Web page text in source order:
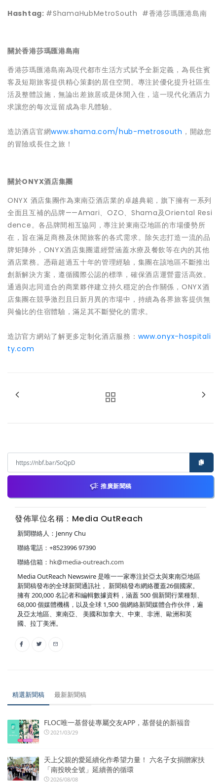
Hashtag: #ShamaHubMetroSouth #香港莎瑪匯港島南
關於香港莎瑪匯港島南
香港莎瑪匯港島南為現代都市生活方式賦予全新定義，為長住賓
客及短期旅客提供精心策劃的居住空間。專注於優化提升社區生
活及整體設施，無論出差旅居或是休閒入住，這一現代化酒店力
求讓您的每次逗留成為非凡體驗。
造訪酒店官網www.shama.com/hub-metrosouth ，開啟您
的冒險或長住之旅！
關於ONYX酒店集團
ONYX 酒店集團作為東南亞酒店業的卓越典範，旗下擁有一系列
全面且互補的品牌——Amari、OZO、Shama及Oriental Resi
dence。各品牌間相互協同，專注於東南亞地區的市場優勢所
在，旨在滿足商務及休閒旅客的各式需求。除矢志打造一流的品
牌矩陣外，ONYX酒店集團還經營涵蓋水療及餐飲等在內的其他
酒店業務。憑藉超過五十年的管理經驗，集團在該地區不斷推出
創新解決方案，遵循國際公認的標準，確保酒店運營靈活高效。
通過與志同道合的商業夥伴建立持久穩定的合作關係，ONYX酒
店集團在競爭激烈且日新月異的市場中，持續為各界旅客提供無
與倫比的住宿體驗，滿足其不斷變化的需求。
造訪官方網站了解更多定制化酒店服務： www.onyx-hospitali
ty.com
推廣新聞稿
發佈單位名稱：Media OutReach
新聞聯絡人：Jenny Chu
聯絡電話：+8523996 97390
聯絡信箱： hk@media-outreach.com
Media OutReach Newswire 是唯一一家專注於亞太與東南亞地區
新聞稿發布的全球新聞通訊社， 新聞稿發布網絡覆蓋26個國家。
擁有 200,000 名記者和編輯數據資料，涵蓋 500 個新聞行業種類、
68,000 個媒體機構，以及全球 1,500 個網絡新聞媒體合作伙伴，遍
及亞太地區、東南亞、 美國和加拿大、中東、非洲、歐洲和英
國、拉丁美洲。
精選新聞稿 最新新聞稿
FLOC唯一基督徒專屬交友APP，基督徒的新福音
2021/03/29
天上父親的愛延續化作希望力量！ 六名子女捐贈家扶
「南投映全號」延續善的循環
2026/08/08